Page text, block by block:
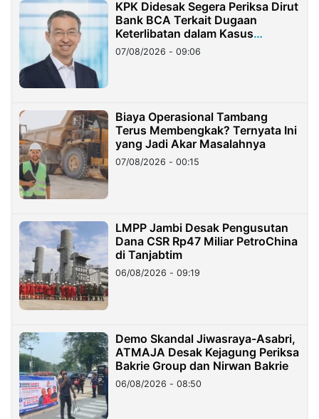
KPK Didesak Segera Periksa Dirut
Bank BCA Terkait Dugaan
Keterlibatan dalam Kasus
Hilangnya Dana Nasabah Rp2,58
Miliar
07/08/2026 - 09:06
Biaya Operasional Tambang
Terus Membengkak? Ternyata Ini
yang Jadi Akar Masalahnya
07/08/2026 - 00:15
LMPP Jambi Desak Pengusutan
Dana CSR Rp47 Miliar PetroChina
di Tanjabtim
06/08/2026 - 09:19
Demo Skandal Jiwasraya-Asabri,
ATMAJA Desak Kejagung Periksa
Bakrie Group dan Nirwan Bakrie
06/08/2026 - 08:50